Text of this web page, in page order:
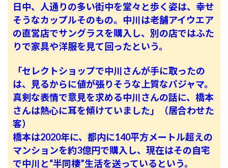
日中、人通りの多い街中を堂々と歩く姿は、幸せ
そうなカップルそのもの。中川は老舗アイウエア
の直営店でサングラスを購入し、別の店ではふた
りで家具や洋服を見て回ったという。
「セレクトショップで中川さんが手に取ったの
は、見るからに値が張りそうな上質なパジャマ。
真剣な表情で意見を求める中川さんの話に、橋本
さんは熱心に耳を傾けていました」（居合わせた
客）
橋本は2020年に、都内に140平方メートル超えの
マンションを約3億円で購入し、現在はその自宅
で中川と“半同棲”生活を送っているという。